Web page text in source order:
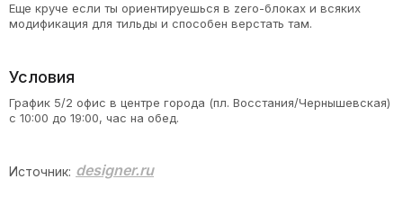
Еще круче если ты ориентируешься в zero-блоках и всяких
модификация для тильды и способен верстать там.
Условия
График 5/2 офис в центре города (пл. Восстания/Чернышевская)
с 10:00 до 19:00, час на обед.
Источник: designer.ru